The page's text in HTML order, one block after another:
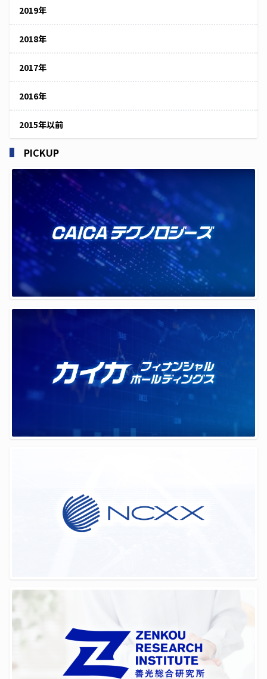
2019年
2018年
2017年
2016年
2015年以前
PICKUP